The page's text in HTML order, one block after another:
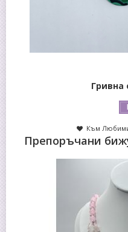
Гривна
Към
Препоръчани